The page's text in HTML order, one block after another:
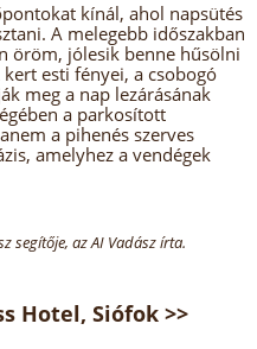
kínál, ahol napsütés
A melegebb időszakban
öröm, jólesik benne hűsölni
esti fényei, a csobogó
meg a nap lezárásának
a parkosított
a pihenés szerves
amelyhez a vendégek
segítője, az AI Vadász írta.
Hotel, Siófok >>